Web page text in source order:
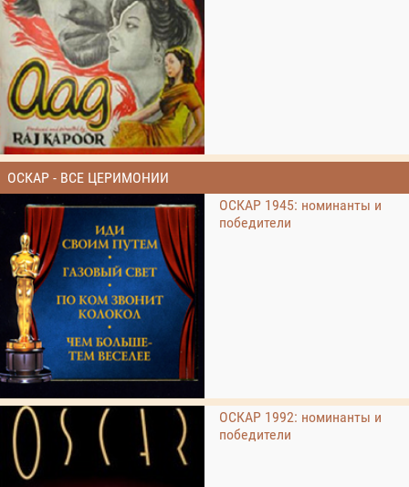
ОСКАР - ВСЕ ЦЕРИМОНИИ
ОСКАР 1945: номинанты и
победители
ОСКАР 1992: номинанты и
победители